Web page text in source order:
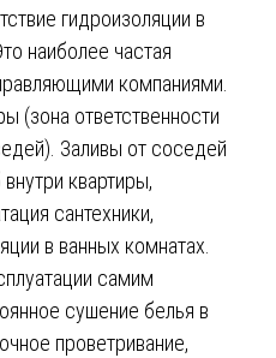
гидроизоляции в
наиболее частая
компаниями.
(зона ответственности
Заливы от соседей
квартиры,
сантехники,
в ванных комнатах.
самим
сушение белья в
проветривание,